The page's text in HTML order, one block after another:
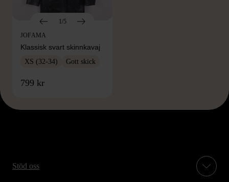
1/5
JOFAMA
Klassisk svart skinnkavaj
XS (32-34) Gott skick
799 kr
Stöd oss